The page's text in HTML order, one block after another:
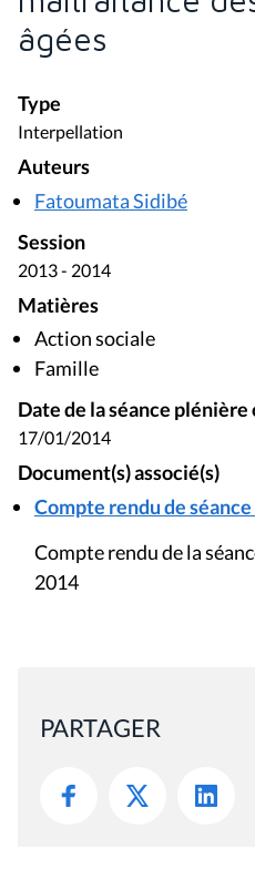
âgées
Type
Interpellation
Auteurs
Fatoumata Sidibé
Session
2013 - 2014
Matières
Action sociale
Famille
Date de la séance plénière
17/01/2014
Document(s) associé(s)
Compte rendu de séance
Compte rendu de la
2014
PARTAGER